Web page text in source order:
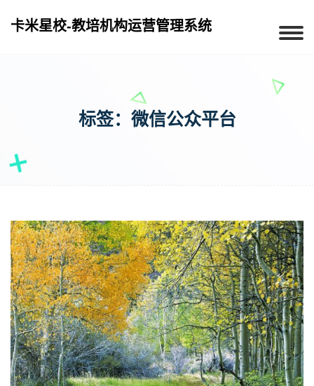
卡米星校-教培机构运营管理系统
标签：微信公众平台